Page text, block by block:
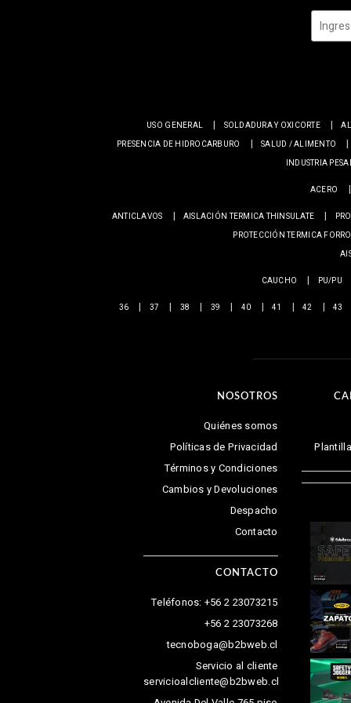
USO GENERAL SOLDADURA Y OXICORTE
PRESENCIA DE HIDROCARBURO
SALUD / ALIMENTO
INDUSTRIA
ACERO
ANTICLAVOS AISLACIÓN TERMICA THINSULATE
PROTECCIÓN TERMICA
CAUCHO PU/PU
36 37 38 39 40 41 42 43
NOSOTROS
Quiénes somos
Políticas de Privacidad
Términos y Condiciones
Cambios y Devoluciones
Despacho
Contacto
CONTACTO
Teléfonos: +56 2 23073215
+56 2 23073268
tecnoboga@b2bweb.cl
Servicio al cliente
servicioalcliente@b2bweb.cl